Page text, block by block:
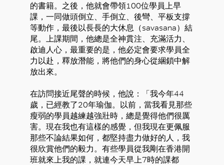
的書籍。之後，他就會帶領100位學員上早
課，一同做頭倒立、手倒立、後彎、平板支撐
等動作，最後以長長的大休息（savasana）結
尾。上課期間，他總是全神貫注、充滿活力、
啟迪人心，最重要的是，他必定會要求學員全
力以赴，釋放潛能，將他們的身心從綑鎖中解
放出來。
在訪問接近尾聲的時候，他說：「我今年44
歲，已經教了20年瑜伽。以前，當我看見那些
瘦弱的學員越練越強壯時，總是覺得他們很厲
害。現在我也有這樣的感覺，但我現在更佩服
那些不論結果如何，都堅持盡力做好的人，我
很欣賞他們的毅力。有些學員從我剛在香港開
班就來上我的課，就連今天早上7時的課都